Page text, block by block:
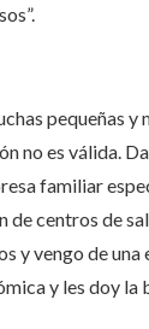
pequeñas y
no es válida.
familiar
de centros de
y vengo de una
y les doy la